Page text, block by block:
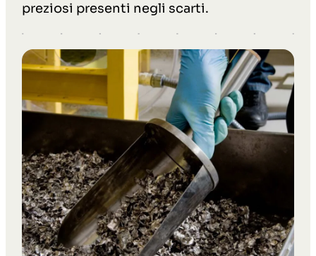
preziosi presenti negli scarti.